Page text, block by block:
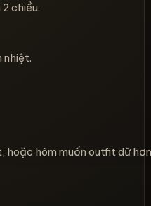
chiều.
nhiệt.
hoặc hôm muốn outfit dữ hơn